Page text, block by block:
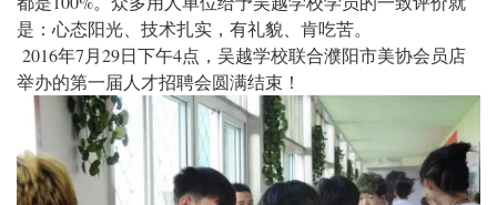
是：心态阳光、技术扎实，有礼貌、肯吃苦。
2016年7月29日下午4点，吴越学校联合濮阳市美协会员店
举办的第一届人才招聘会圆满结束！